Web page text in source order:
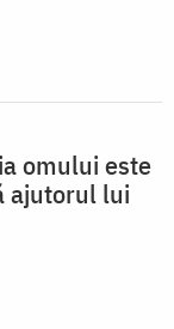
omului este
ajutorul lui